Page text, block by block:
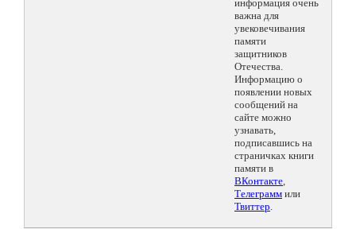
информация очень
важна для
увековечивания
памяти
защитников
Отечества.
Информацию о
появлении новых
сообщений на
сайте можно
узнавать,
подписавшись на
страничках книги
памяти в
ВКонтакте,
Телеграмм или
Твиттер.